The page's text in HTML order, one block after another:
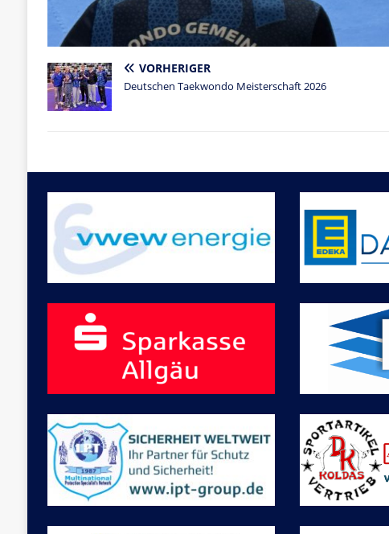
VORHERIGER
Deutschen Taekwondo Meisterschaft 2026